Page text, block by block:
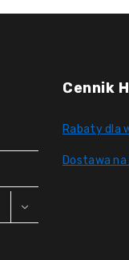
Cennik
Rabaty dla
Dostawa